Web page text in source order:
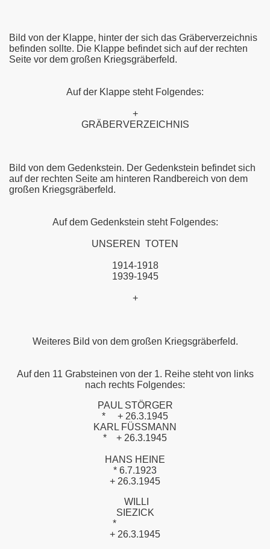
Bild von der Klappe, hinter der sich das Gräberverzeichnis
befinden sollte. Die Klappe befindet sich auf der rechten
Seite vor dem großen Kriegsgräberfeld.
Auf der Klappe steht Folgendes:
+
GRÄBERVERZEICHNIS
Bild von dem Gedenkstein. Der Gedenkstein befindet sich
auf der rechten Seite am hinteren Randbereich von dem
großen Kriegsgräberfeld.
Auf dem Gedenkstein steht Folgendes:
UNSEREN TOTEN
1914-1918
1939-1945
+
Weiteres Bild von dem großen Kriegsgräberfeld.
Auf den 11 Grabsteinen von der 1. Reihe steht von links
nach rechts Folgendes:
PAUL STÖRGER
*
+ 26.3.1945
KARL FÜSSMANN
*
+ 26.3.1945
HANS HEINE
* 6.7.1923
+ 26.3.1945
WILLI
SIEZICK
*
+ 26.3.1945